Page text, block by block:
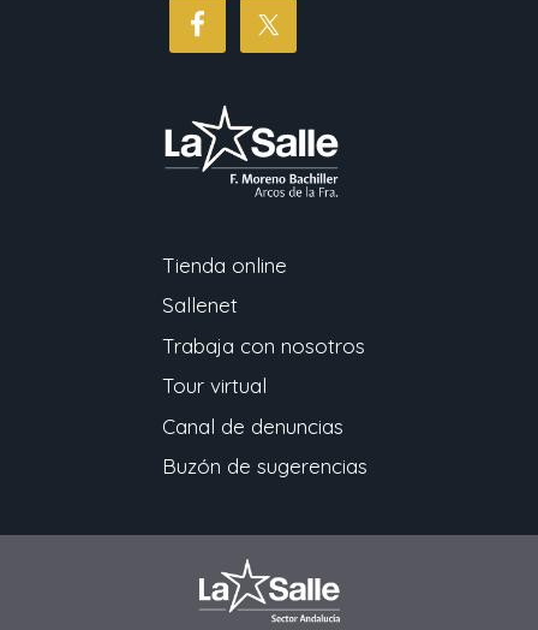
Tienda online
Sallenet
Trabaja con nosotros
Tour virtual
Canal de denuncias
Buzón de sugerencias